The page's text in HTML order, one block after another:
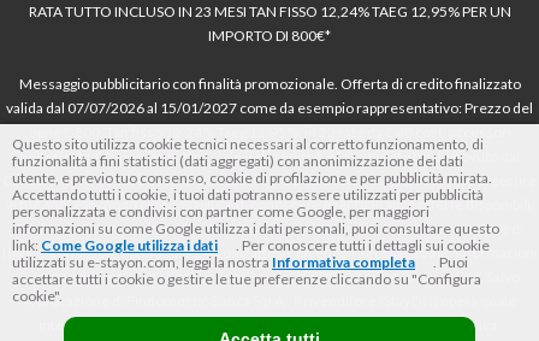
RATA TUTTO INCLUSO IN 23 MESI TAN FISSO 12,24% TAEG 12,95% PER UN
IMPORTO DI 800€*
Messaggio pubblicitario con finalità promozionale. Offerta di credito finalizzato
valida dal 07/07/2026 al 15/01/2027 come da esempio rappresentativo: Prezzo del
dell’offerta azzerati. Importo totale del credito € 800. Importo totale dovuto dal
Consumatore € 920. Decorrenza media della prima rata a 90 giorni. Al fine di gestire
le tue spese in modo responsabile e di conoscere eventuali altre offerte disponibili,
Findomestic ti ricorda, prima di sottoscrivere il contratto, di prendere visione di
tutte le condizioni economiche e contrattuali, facendo riferimento alle Informazioni
Europee di Base sul Credito ai Consumatori (IEBCC) nel percorso online. Salvo
approvazione di Findomestic Banca S.p.A.. Il rivenditore (StayON) opera quale
intermediario del credito per Findomestic Banca S.p.A., non in esclusiva.
Questo sito utilizza cookie tecnici necessari al corretto funzionamento, di
funzionalità a fini statistici (dati aggregati) con anonimizzazione dei dati
utente, e previo tuo consenso, cookie di profilazione e per pubblicità mirata.
Accettando tutti i cookie, i tuoi dati potranno essere utilizzati per pubblicità
personalizzata e condivisi con partner come Google, per maggiori
informazioni su come Google utilizza i dati personali, puoi consultare questo
link: Come Google utilizza i dati
. Per conoscere tutti i dettagli sui cookie
utilizzati su e-stayon.com, leggi la nostra Informativa completa
. Puoi
accettare tutti i cookie o gestire le tue preferenze cliccando su "Configura
cookie".